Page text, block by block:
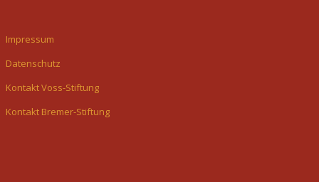
Impressum
Datenschutz
Kontakt Voss-Stiftung
Kontakt Bremer-Stiftung